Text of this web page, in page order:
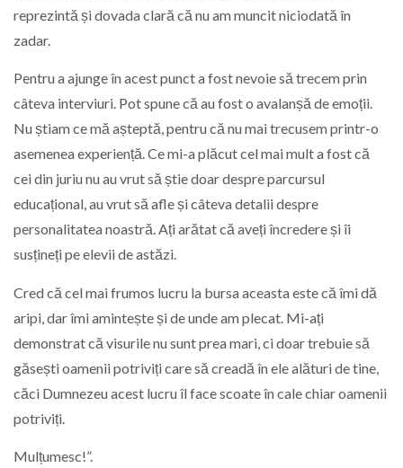
reprezintă și dovada clară că nu am muncit niciodată în
zadar.
Pentru a ajunge în acest punct a fost nevoie să trecem prin
câteva interviuri. Pot spune că au fost o avalanșă de emoții.
Nu știam ce mă așteptă, pentru că nu mai trecusem printr-o
asemenea experiență. Ce mi-a plăcut cel mai mult a fost că
cei din juriu nu au vrut să știe doar despre parcursul
educațional, au vrut să afle și câteva detalii despre
personalitatea noastră. Ați arătat că aveți încredere și îi
susțineți pe elevii de astăzi.
Cred că cel mai frumos lucru la bursa aceasta este că îmi dă
aripi, dar îmi amintește și de unde am plecat. Mi-ați
demonstrat că visurile nu sunt prea mari, ci doar trebuie să
găsești oamenii potriviți care să creadă în ele alături de tine,
căci Dumnezeu acest lucru îl face scoate în cale chiar oamenii
potriviți.
Mulțumesc!”.